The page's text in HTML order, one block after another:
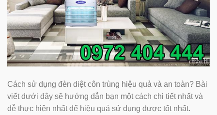
Cách sử dụng đèn diệt côn trùng hiệu quả và an toàn? Bài
viết dưới đây sẽ hướng dẫn bạn một cách chi tiết nhất và
dễ thực hiện nhất để hiệu quả sử dụng được tốt nhất.